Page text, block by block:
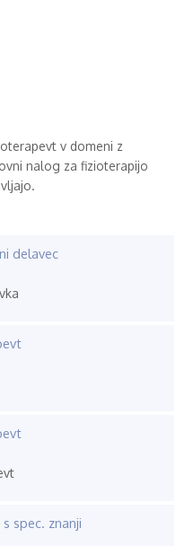
v domeni z
nalog za fizioterapijo
delavec
spec. znanji